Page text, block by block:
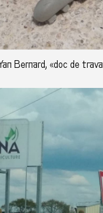
Bernard, «doc de